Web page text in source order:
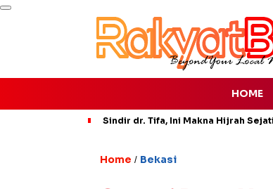
HOME
Sindir dr. Tifa, Ini Makna Hijrah
Home / Bekasi